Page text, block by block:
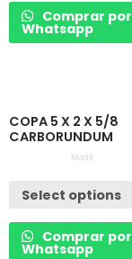
Comprar por
Whatsapp
COPA 5 X 2 X 5/8
CARBORUNDUM
out
of
Select options
Comprar por
Whatsapp